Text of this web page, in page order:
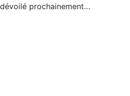
dévoilé prochainement…